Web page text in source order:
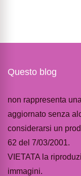
Questo blog
non rappresenta
aggiornato senza
considerarsi un
62 del 7/03/2001.
VIETATA la
immagini.